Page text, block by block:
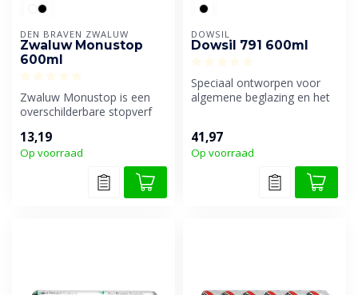
DEN BRAVEN ZWALUW
Zwaluw Monustop
600ml
Zwaluw Monustop is een
overschilderbare stopverf
hybride ...
13,19
Op voorraad
DOWSIL
Dowsil 791 600ml
Speciaal ontworpen voor
algemene beglazing en het
41,97
Op voorraad